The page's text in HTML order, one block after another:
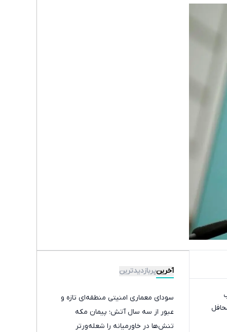
آخرینپربازدیدترین
سودای معماری امنیتی منطقه‌ای تازه و
عبور از سه سال آتش؛ پیمان مکه
تنش‌ها در خاورمیانه را شعله‌ورتر